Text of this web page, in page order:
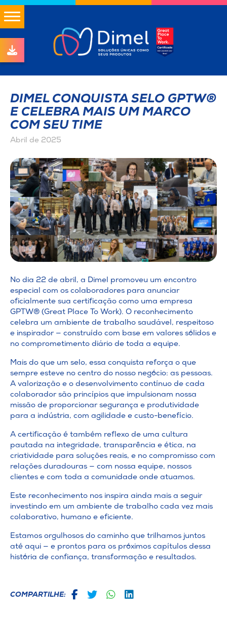
DIMEL CONQUISTA SELO GPTW®
E CELEBRA MAIS UM MARCO
COM SEU TIME
Abril de 2025
No dia 22 de abril, a Dimel promoveu um encontro
especial com os colaboradores para anunciar
oficialmente sua certificação como uma empresa
GPTW® (Great Place To Work). O reconhecimento
celebra um ambiente de trabalho saudável, respeitoso
e inspirador — construído com base em valores sólidos e
no comprometimento diário de toda a equipe.
Mais do que um selo, essa conquista reforça o que
sempre esteve no centro do nosso negócio: as pessoas.
A valorização e o desenvolvimento contínuo de cada
colaborador são princípios que impulsionam nossa
missão de proporcionar segurança e produtividade
para a indústria, com agilidade e custo-benefício.
A certificação é também reflexo de uma cultura
pautada na integridade, transparência e ética, na
criatividade para soluções reais, e no compromisso com
relações duradouras — com nossa equipe, nossos
clientes e com toda a comunidade onde atuamos.
Este reconhecimento nos inspira ainda mais a seguir
investindo em um ambiente de trabalho cada vez mais
colaborativo, humano e eficiente.
Estamos orgulhosos do caminho que trilhamos juntos
até aqui — e prontos para os próximos capítulos dessa
história de confiança, transformação e resultados.
COMPARTILHE: